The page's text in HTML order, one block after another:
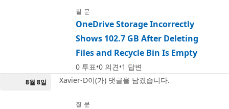
질문
OneDrive Storage Incorrectly
Shows 102.7 GB After Deleting
Files and Recycle Bin Is Empty
0 투표 0 의견 1 답변
8월 8일 Xavier-D이(가) 댓글을 남겼습니다.
질문